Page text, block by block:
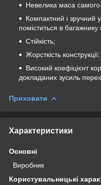
Невелика маса
Компактний і зручний
поміститься в
Стійкість;
Жорсткість конструкції;
Високий коефіцієнт
докладаних зусиль
Приховати
Характеристики
Основні
Виробник
Користувальницькі